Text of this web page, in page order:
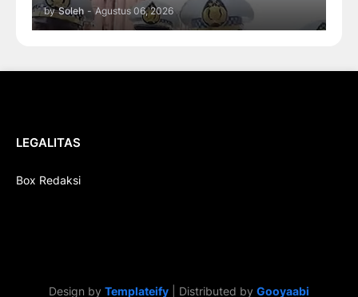
by Soleh - Agustus 06, 2026
LEGALITAS
Box Redaksi
Design by Templateify | Distributed by Gooyaabi